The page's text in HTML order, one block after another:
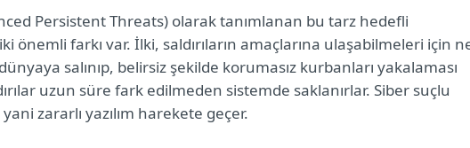
Persistent Threats) olarak tanımlanan bu tarz hedefli
önemli farkı var. İlki, saldırıların amaçlarına ulaşabilmeleri için
salınıp, belirsiz şekilde korumasız kurbanları yakalaması
uzun süre fark edilmeden sistemde saklanırlar. Siber suçlu
zararlı yazılım harekete geçer.